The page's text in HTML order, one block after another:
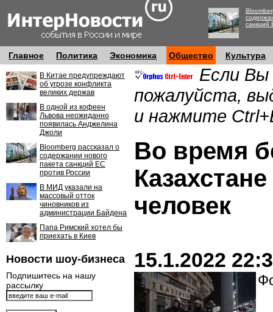
санкций
Главное Политика Экономика Общество Культура
В Китае предупреждают
об угрозе конфликта
великих держав
В одной из кофеен
Львова неожиданно
появилась Анджелина
Джоли
Bloomberg рассказал о
содержании нового
пакета санкций ЕС
против России
В МИД указали на
массовый отток
чиновников из
администрации Байдена
Папа Римский хотел бы
приехать в Киев
Новости шоу-бизнеса
Подпишитесь на нашу
рассылку
Если Вы
пожалуйста,
и нажмите
Во время
человек
15.1.2022